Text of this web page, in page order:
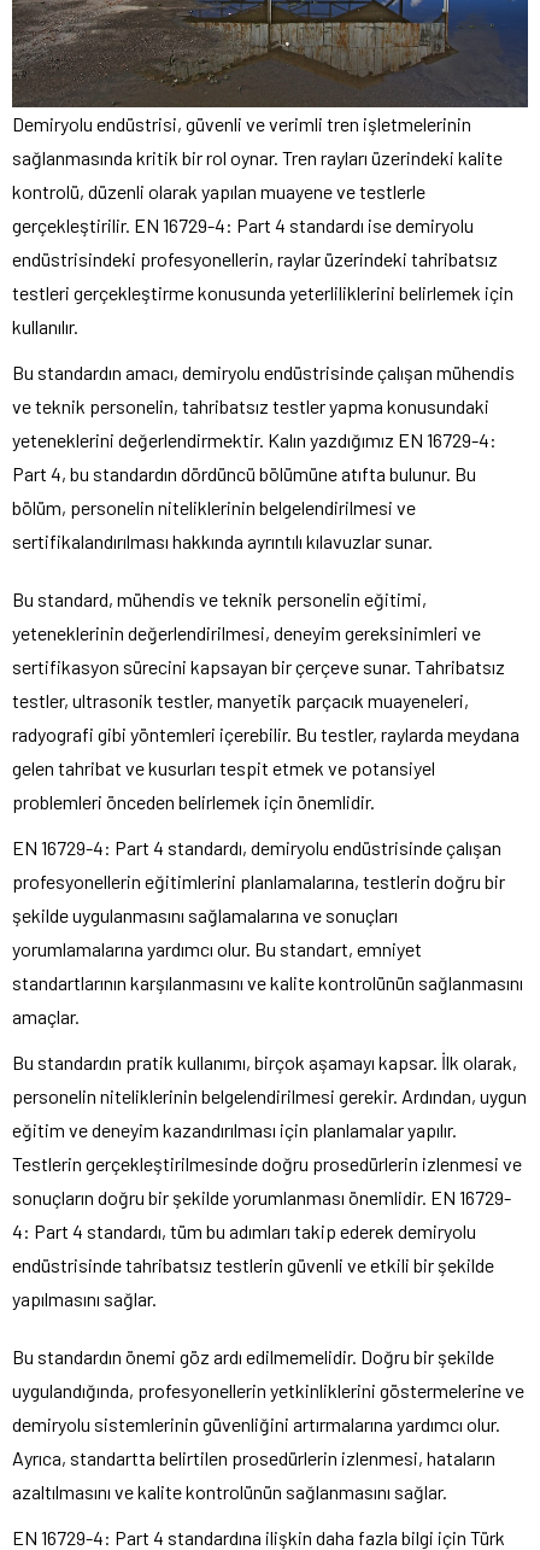
Demiryolu endüstrisi, güvenli ve verimli tren işletmelerinin
sağlanmasında kritik bir rol oynar. Tren rayları üzerindeki kalite
kontrolü, düzenli olarak yapılan muayene ve testlerle
gerçekleştirilir. EN 16729-4: Part 4 standardı ise demiryolu
endüstrisindeki profesyonellerin, raylar üzerindeki tahribatsız
testleri gerçekleştirme konusunda yeterliliklerini belirlemek için
kullanılır.
Bu standardın amacı, demiryolu endüstrisinde çalışan mühendis
ve teknik personelin, tahribatsız testler yapma konusundaki
yeteneklerini değerlendirmektir. Kalın yazdığımız EN 16729-4:
Part 4, bu standardın dördüncü bölümüne atıfta bulunur. Bu
bölüm, personelin niteliklerinin belgelendirilmesi ve
sertifikalandırılması hakkında ayrıntılı kılavuzlar sunar.
Bu standard, mühendis ve teknik personelin eğitimi,
yeteneklerinin değerlendirilmesi, deneyim gereksinimleri ve
sertifikasyon sürecini kapsayan bir çerçeve sunar. Tahribatsız
testler, ultrasonik testler, manyetik parçacık muayeneleri,
radyografi gibi yöntemleri içerebilir. Bu testler, raylarda meydana
gelen tahribat ve kusurları tespit etmek ve potansiyel
problemleri önceden belirlemek için önemlidir.
EN 16729-4: Part 4 standardı, demiryolu endüstrisinde çalışan
profesyonellerin eğitimlerini planlamalarına, testlerin doğru bir
şekilde uygulanmasını sağlamalarına ve sonuçları
yorumlamalarına yardımcı olur. Bu standart, emniyet
standartlarının karşılanmasını ve kalite kontrolünün sağlanmasını
amaçlar.
Bu standardın pratik kullanımı, birçok aşamayı kapsar. İlk olarak,
personelin niteliklerinin belgelendirilmesi gerekir. Ardından, uygun
eğitim ve deneyim kazandırılması için planlamalar yapılır.
Testlerin gerçekleştirilmesinde doğru prosedürlerin izlenmesi ve
sonuçların doğru bir şekilde yorumlanması önemlidir. EN 16729-
4: Part 4 standardı, tüm bu adımları takip ederek demiryolu
endüstrisinde tahribatsız testlerin güvenli ve etkili bir şekilde
yapılmasını sağlar.
Bu standardın önemi göz ardı edilmemelidir. Doğru bir şekilde
uygulandığında, profesyonellerin yetkinliklerini göstermelerine ve
demiryolu sistemlerinin güvenliğini artırmalarına yardımcı olur.
Ayrıca, standartta belirtilen prosedürlerin izlenmesi, hataların
azaltılmasını ve kalite kontrolünün sağlanmasını sağlar.
EN 16729-4: Part 4 standardına ilişkin daha fazla bilgi için Türk